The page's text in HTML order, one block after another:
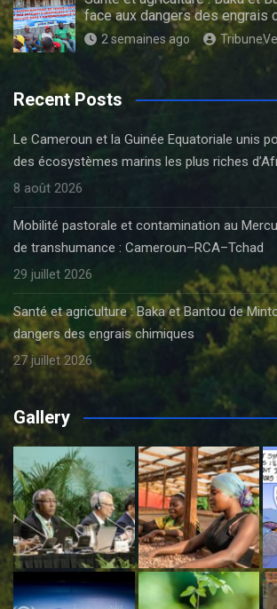
face aux dangers des engrais
2 semaines ago
Recent Posts
Le Cameroun et la Guinée Equatoriale unis
des écosystèmes marins les plus riches
8 août 2026
Mobilité pastorale et contamination au
de transhumance : Cameroun–RCA–Tchad
29 juillet 2026
Santé et agriculture : Baka et Bantou de
dangers des engrais chimiques
27 juillet 2026
Gallery